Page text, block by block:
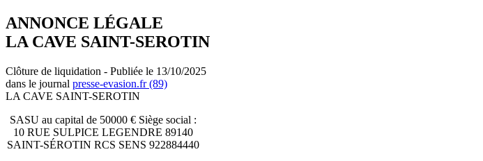
ANNONCE LÉGALE
LA CAVE SAINT-SEROTIN
Clôture de liquidation - Publiée le 13/10/2025
dans le journal presse-evasion.fr (89)
LA CAVE SAINT-SEROTIN
SASU au capital de 50000 € Siège social :
10 RUE SULPICE LEGENDRE 89140
SAINT-SÉROTIN RCS SENS 922884440